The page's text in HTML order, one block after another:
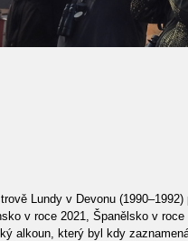
Lundy v Devonu
v roce 2021, Španělsko v
alkoun, který byl kdy